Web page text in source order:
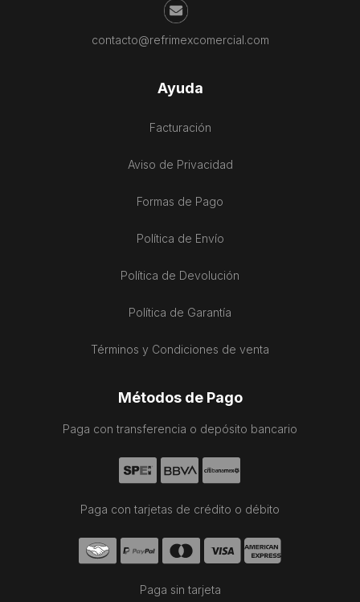
contacto@refrimexcomercial.com
Ayuda
Facturación
Aviso de Privacidad
Formas de Pago
Política de Envío
Política de Devolución
Política de Garantía
Términos y Condiciones de venta
Métodos de Pago
Paga con transferencia o depósito bancario
Paga con tarjetas de crédito o débito
Paga sin tarjeta